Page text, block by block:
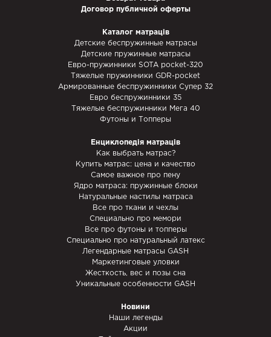
Договор публичной оферты
Каталог матраців
Детские беспружинные матрасы
Детские пружинные матрасы
Евро-пружинники SOTA pocket-320
Тяжелые пружинники GDR-pocket
Армированные беспружинники Супер 32
Евро беспружинники 35
Тяжелые беспружинники Мега 40
Футоны и Топперы
Енциклопедія матраців
Как выбрать матрас?
Купить матрас: цена и качество
Самое важное про пену
Ядро матраса: пружинные блоки
Натуральные настилы матраса
Все про ткани и чехлы
Специально про мемори
Все про футоны и топперы
Специально про натуральный латекс
Легендарные матрасы GASH
Маркетинговые уловки
Жесткость, вес и позы сна
Уникальные особенности GASH
Новини
Наши легенды
Акции